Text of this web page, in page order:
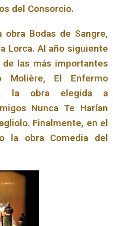
del Consorcio.
Bodas de Sangre,
Lorca. Al año siguiente
las más importantes
Molière, El Enfermo
la obra elegida a
Nunca Te Harían
Finalmente, en el
la obra Comedia del